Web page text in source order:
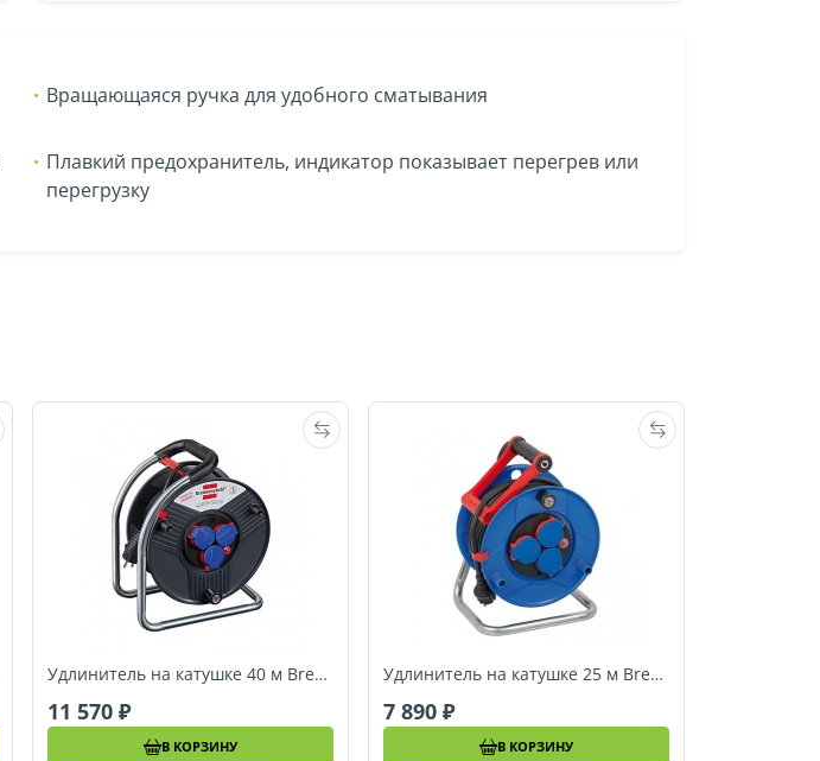
Вращающаяся ручка для удобного сматывания
Плавкий предохранитель, индикатор показывает перегрев или
перегрузку
Удлинитель на катушке 40 м Brennenstuhl Super-Solid (1308900)
11 570
В КОРЗИНУ
Удлинитель на катушке 25 м Brennenstuhl Garant (1218350)
7 890
В КОРЗИНУ